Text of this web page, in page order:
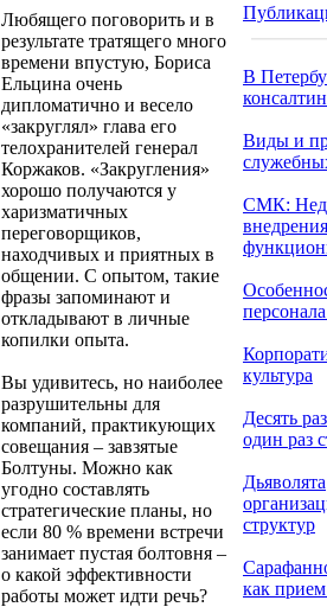
Любящего поговорить и в
результате тратящего много
времени впустую, Бориса
Ельцина очень
дипломатично и весело
«закруглял» глава его
телохранителей генерал
Коржаков. «Закругления»
хорошо получаются у
харизматичных
переговорщиков,
находчивых и приятных в
общении. С опытом, такие
фразы запоминают и
откладывают в личные
копилки опыта.
Вы удивитесь, но наиболее
разрушительны для
компаний, практикующих
совещания – завзятые
Болтуны. Можно как
угодно составлять
стратегические планы, но
если 80 % времени встречи
занимает пустая болтовня –
о какой эффективности
работы может идти речь?
В
Виды и
СМК:
культура
Десять
один раз
Дьяволята
структур
как